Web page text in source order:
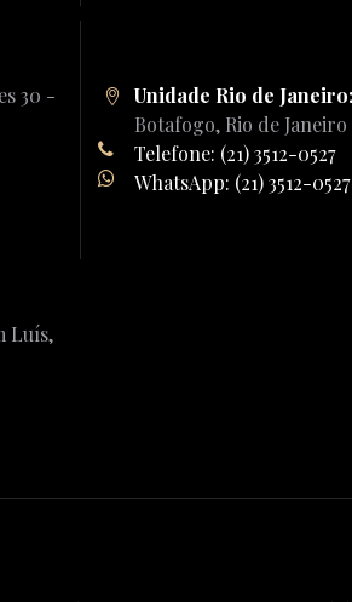
30 -
Unidade Rio de Janeiro:
Botafogo, Rio de
Telefone: (21) 3512-0527
WhatsApp: (21) 3512-0527
Luís,